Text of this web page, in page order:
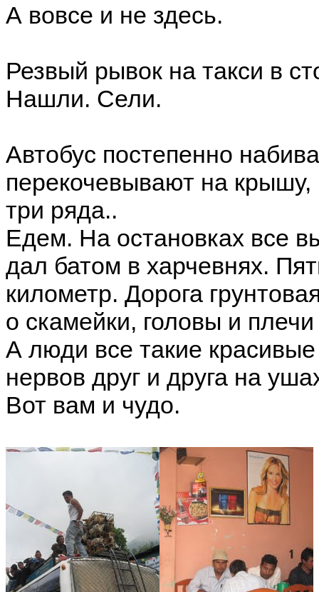
А вовсе и не здесь.
Резвый рывок на такси в
Нашли. Сели.
Автобус постепенно
перекочевывают на
три ряда..
Едем. На остановках все
дал батом в харчевнях.
километр. Дорога
о скамейки, головы и
А люди все такие
нервов друг и друга на
Вот вам и чудо.